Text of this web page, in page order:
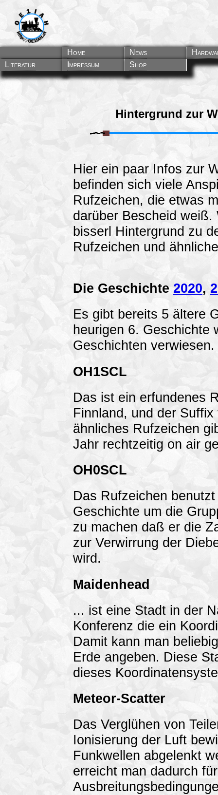
Home News
Literatur
Impressum Shop
Hintergrund zur
Hier ein paar Infos zur
befinden sich viele
Rufzeichen, die etwas
darüber Bescheid
bisserl Hintergrund zu
Rufzeichen und
Die Geschichte 2020,
Es gibt bereits 5 ältere
heurigen 6. Geschichte
Geschichten verwiesen.
OH1SCL
Das ist ein erfundenes
Finnland, und der
ähnliches Rufzeichen
Jahr rechtzeitig on air
OH0SCL
Das Rufzeichen
Geschichte um die
zu machen daß er die
zur Verwirrung der
wird.
Maidenhead
... ist eine Stadt in der
Konferenz die ein
Damit kann man
Erde angeben. Diese
dieses
Meteor-Scatter
Das Verglühen von
Ionisierung der Luft
Funkwellen abgelenkt
erreicht man dadurch